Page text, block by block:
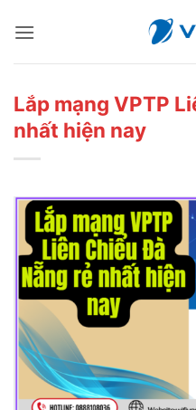
qua
Lắp mạng VPTP
nhất hiện nay